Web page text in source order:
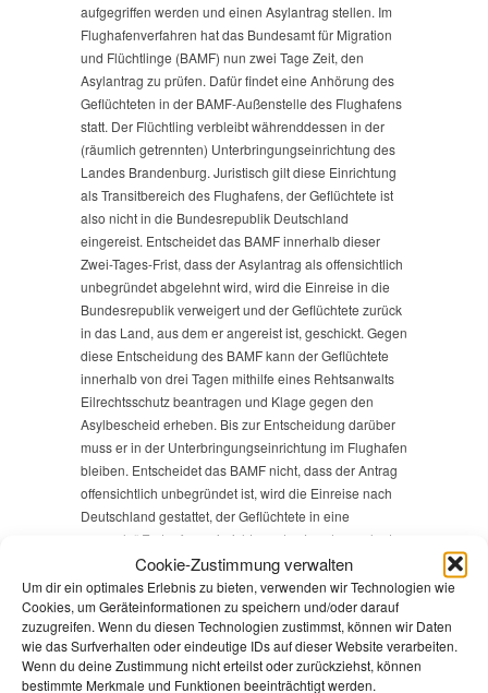
Cookie-Zustimmung verwalten
Um dir ein optimales Erlebnis zu bieten, verwenden wir Technologien wie
Cookies, um Geräteinformationen zu speichern und/oder darauf
zuzugreifen. Wenn du diesen Technologien zustimmst, können wir Daten
wie das Surfverhalten oder eindeutige IDs auf dieser Website verarbeiten.
Wenn du deine Zustimmung nicht erteilst oder zurückziehst, können
bestimmte Merkmale und Funktionen beeinträchtigt werden.
aufgegriffen werden und einen Asylantrag stellen. Im
Flughafenverfahren hat das Bundesamt für Migration
und Flüchtlinge (BAMF) nun zwei Tage Zeit, den
Asylantrag zu prüfen. Dafür findet eine Anhörung des
Geflüchteten in der BAMF-Außenstelle des Flughafens
statt. Der Flüchtling verbleibt währenddessen in der
(räumlich getrennten) Unterbringungseinrichtung des
Landes Brandenburg. Juristisch gilt diese Einrichtung
als Transitbereich des Flughafens, der Geflüchtete ist
also nicht in die Bundesrepublik Deutschland
eingereist. Entscheidet das BAMF innerhalb dieser
Zwei-Tages-Frist, dass der Asylantrag als offensichtlich
unbegründet abgelehnt wird, wird die Einreise in die
Bundesrepublik verweigert und der Geflüchtete zurück
in das Land, aus dem er angereist ist, geschickt. Gegen
diese Entscheidung des BAMF kann der Geflüchtete
innerhalb von drei Tagen mithilfe eines Rehtsanwalts
Eilrechtsschutz beantragen und Klage gegen den
Asylbescheid erheben. Bis zur Entscheidung darüber
muss er in der Unterbringungseinrichtung im Flughafen
bleiben. Entscheidet das BAMF nicht, dass der Antrag
offensichtlich unbegründet ist, wird die Einreise nach
Deutschland gestattet, der Geflüchtete in eine
„normale“ Erstaufnameinrichtung des Landes verlegt
und von dort wird das Asylverfahren wie jedes andere
weiter geführt.
Diese juristische Konstruktion bedingt, dass die
Einrichtung in Schönefeld als Transitbereich des
Flughafens gilt und durch einen Zaun gesichert ist.